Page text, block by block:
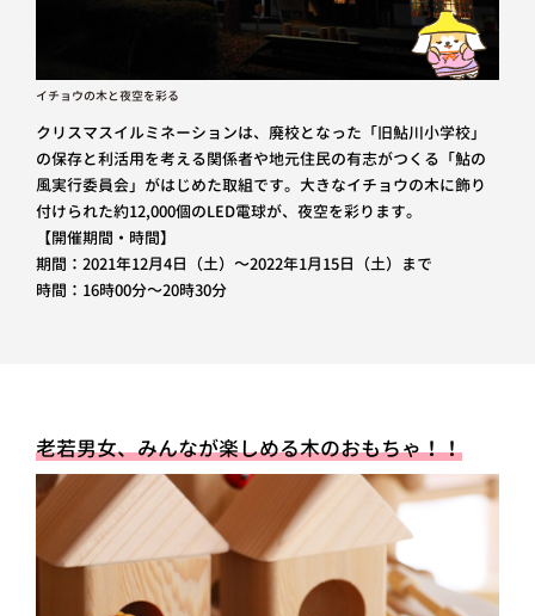
イチョウの木と夜空を彩る
クリスマスイルミネーションは、廃校となった「旧鮎川小学校」
の保存と利活用を考える関係者や地元住民の有志がつくる「鮎の
風実行委員会」がはじめた取組です。大きなイチョウの木に飾り
付けられた約12,000個のLED電球が、夜空を彩ります。
【開催期間・時間】
期間：2021年12月4日（土）～2022年1月15日（土）まで
時間：16時00分～20時30分
老若男女、みんなが楽しめる木のおもちゃ！！